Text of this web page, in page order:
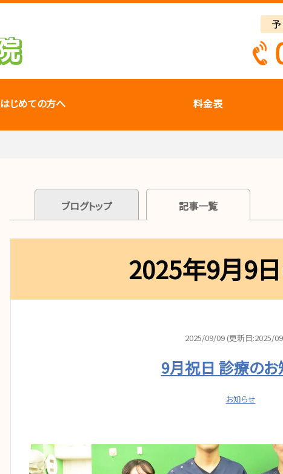
はじめての方へ 料金表
ブログトップ 記事一覧
2025年9月9
2025/09/09 (更新日:2025/
9月祝日 診療のお
お知らせ